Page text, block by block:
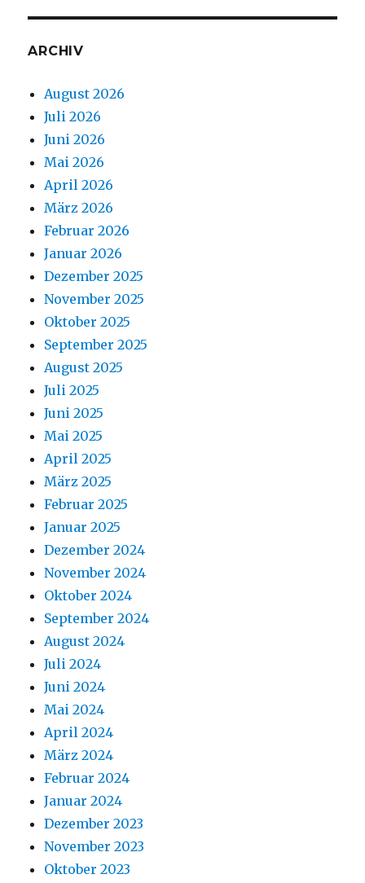
ARCHIV
August 2026
Juli 2026
Juni 2026
Mai 2026
April 2026
März 2026
Februar 2026
Januar 2026
Dezember 2025
November 2025
Oktober 2025
September 2025
August 2025
Juli 2025
Juni 2025
Mai 2025
April 2025
März 2025
Februar 2025
Januar 2025
Dezember 2024
November 2024
Oktober 2024
September 2024
August 2024
Juli 2024
Juni 2024
Mai 2024
April 2024
März 2024
Februar 2024
Januar 2024
Dezember 2023
November 2023
Oktober 2023